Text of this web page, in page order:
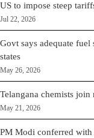
US to impose steep
Jul 22, 2026
Govt says adequate
states
May 26, 2026
Telangana chemists
May 21, 2026
PM Modi conferred